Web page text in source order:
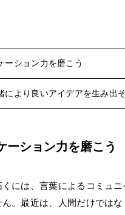
ーション力を磨こう
により良いアイデアを生み出
ーション力を磨こう
には、言葉によるコミュニ
。最近は、人間だけでは